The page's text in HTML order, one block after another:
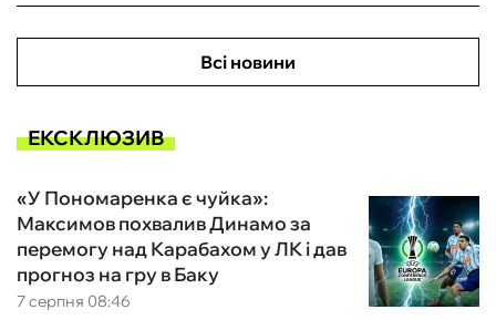
Всі новини
ЕКСКЛЮЗИВ
7 серпня 08:46
«У Пономаренка є чуйка»:
Максимов похвалив Динамо за
перемогу над Карабахом у ЛК і дав
прогноз на гру в Баку